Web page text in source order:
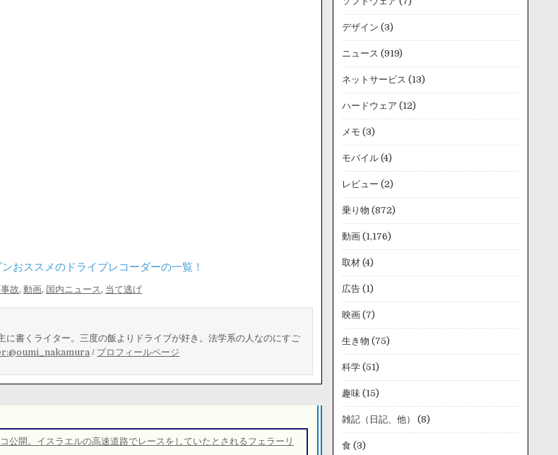
おススメのドライブレコーダーの一覧！
故,動画, 国内ニュース , 当て逃げ
に書くライター。三度の飯よりドライブが好き。法学系の人なのにすご
/ プロフィールページ
公開。イスラエルの高速道路でレースをしていたとされるフェラーリ
デザイン (3)
ニュース (919)
ネットサービス (13)
ハードウェア (12)
メモ (3)
モバイル(4)
レビュー (2)
乗り物 (872)
動画(1,176)
取材(4)
広告(1)
映画(7)
生き物 (75)
科学(51)
趣味(15)
雑記（日記、他） (8)
食 (3)